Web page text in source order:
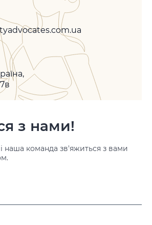
з нами!
наша команда зв'яжиться з вами